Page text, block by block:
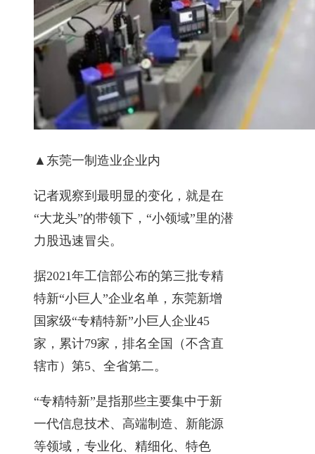
▲东莞一制造业企业内
记者观察到最明显的变化，就是在
“大龙头”的带领下，“小领域”里的潜
力股迅速冒尖。
据2021年工信部公布的第三批专精
特新“小巨人”企业名单，东莞新增
国家级“专精特新”小巨人企业45
家，累计79家，排名全国（不含直
辖市）第5、全省第二。
“专精特新”是指那些主要集中于新
一代信息技术、高端制造、新能源
等领域，专业化、精细化、特色